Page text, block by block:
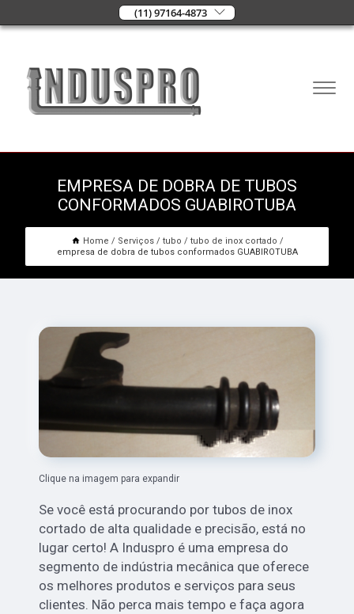
(11) 97164-4873
EMPRESA DE DOBRA DE TUBOS
CONFORMADOS GUABIROTUBA
Home Serviços tubo
tubo de inox cortado
empresa de dobra de tubos conformados GUABIROTUBA
Clique na imagem para expandir
Se você está procurando por tubos de inox
cortado de alta qualidade e precisão, está no
lugar certo! A Induspro é uma empresa do
segmento de indústria mecânica que oferece
os melhores produtos e serviços para seus
clientes. Não perca mais tempo e faça agora